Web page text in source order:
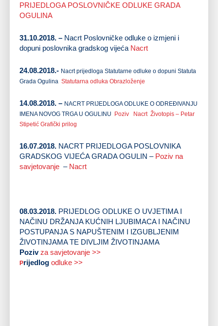
PRIJEDLOGA POSLOVNIČKE ODLUKE GRADA
OGULINA
31.10.2018. – Nacrt Poslovničke odluke o izmjeni i
dopuni poslovnika gradskog vijeća Nacrt
24.08.2018.- Nacrt prijedloga Statutarne odluke o dopuni Statuta
Grada Ogulina Statutarna odluka Obrazloženje
14.08.2018. – NACRT PRIJEDLOGA ODLUKE O ODREĐIVANJU
IMENA NOVOG TRGA U OGULINU Poziv Nacrt Životopis – Petar
Stipetić Grafički prilog
16.07.2018. NACRT PRIJEDLOGA POSLOVNIKA
GRADSKOG VIJEĆA GRADA OGULIN – Poziv na
savjetovanje – Nacrt
08.03.2018. PRIJEDLOG ODLUKE O UVJETIMA I
NAČINU DRŽANJA KUĆNIH LJUBIMACA I NAČINU
POSTUPANJA S NAPUŠTENIM I IZGUBLJENIM
ŽIVOTINJAMA TE DIVLJIM ŽIVOTINJAMA
Poziv za savjetovanje >>
Prijedlog odluke >>